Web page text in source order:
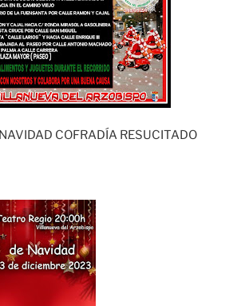
COFRADÍA RESUCITADO